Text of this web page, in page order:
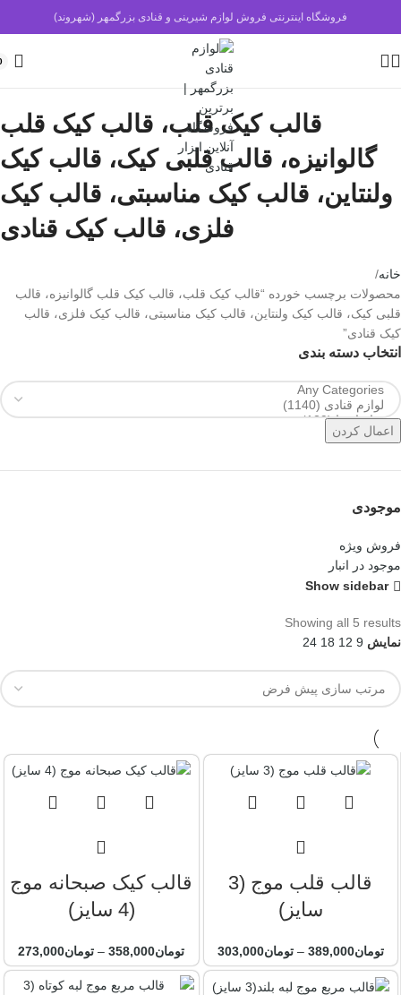
فروشگاه اینترنتی فروش لوازم شیرینی و قنادی بزرگمهر (شهروند)
قالب کیک قلب، قالب کیک قلب
گالوانیزه، قالب قلبی کیک، قالب کیک
ولنتاین، قالب کیک مناسبتی، قالب کیک
فلزی، قالب کیک قنادی
خانه
محصولات برچسب خورده “قالب کیک قلب، قالب کیک قلب گالوانیزه، قالب
قلبی کیک، قالب کیک ولنتاین، قالب کیک مناسبتی، قالب کیک فلزی، قالب
کیک قنادی”
انتخاب دسته بندی
اعمال کردن
موجودی
فروش ویژه
موجود در انبار
Show sidebar
Showing all 5 results
نمایش 9
12
18
24
قالب قلب موج (3
سایز)
تومان389,000
– تومان303,000
قالب کیک صبحانه موج
(4 سایز)
تومان358,000
– تومان273,000